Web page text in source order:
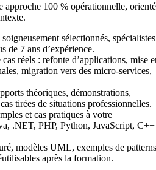
100 % opérationnelle,
sélectionnés, spécialistes
de 7 ans d’expérience.
réels : refonte d’applications, mise
migration vers des micro-services,
théoriques, démonstrations,
tirées de situations professionnelles.
et cas pratiques à votre
.NET, PHP, Python, JavaScript, C++
modèles UML, exemples de patterns
après la formation.